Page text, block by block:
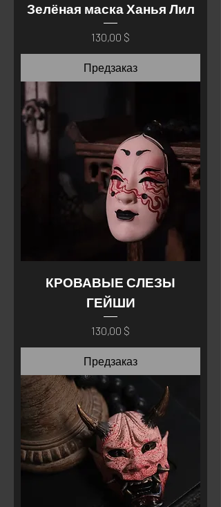
Зелёная маска Ханья Лил
Цена
130,00 $
Предзаказ
КРОВАВЫЕ СЛЕЗЫ
ГЕЙШИ
Цена
130,00 $
Предзаказ